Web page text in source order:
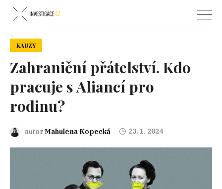
KAUZY
Zahraniční přátelství. Kdo
pracuje s Aliancí pro
rodinu?
autorMahulena Kopecká 23. 1. 2024